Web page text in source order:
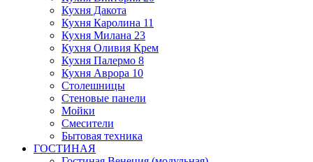
Кухня Дакота
Кухня Каролина 11
Кухня Милана 23
Кухня Оливия Крем
Кухня Палермо 8
Кухня Аврора 10
Столешницы
Стеновые панели
Мойки
Смесители
Бытовая техника
ГОСТИНАЯ